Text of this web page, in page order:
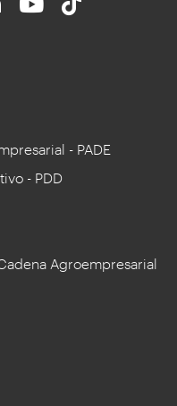
- PADE
- PDD
Agroempresarial